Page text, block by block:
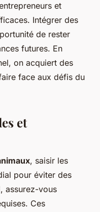
et
Intégrer des
de rester
futures. En
on acquiert des
face aux défis du
et
, saisir les
pour éviter des
assurez-vous
Ces